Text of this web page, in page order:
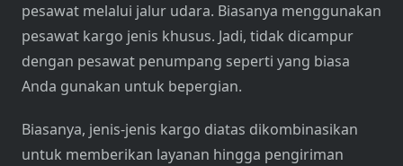
pesawat melalui jalur udara. Biasanya menggunakan
pesawat kargo jenis khusus. Jadi, tidak dicampur
dengan pesawat penumpang seperti yang biasa
Anda gunakan untuk bepergian.
Biasanya, jenis-jenis kargo diatas dikombinasikan
untuk memberikan layanan hingga pengiriman